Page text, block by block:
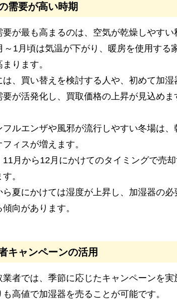
需要が高い時期
要が最も高まるのは、空気が乾燥しやす
～1月頃は気温が下がり、暖房を使用する
ります。
は、買い替えを検討する人や、初めて加
要が活発化し、買取価格の上昇が見込めま
フルエンザや風邪が流行しやすい冬場は
ィスが増えます。
11月から12月にかけてのタイミングで売
。
ら夏にかけては湿度が上昇し、加湿器の
向があります。
キャンペーンの活用
業者では、季節に応じたキャンペーンを
高値で加湿器を売ることが可能です。